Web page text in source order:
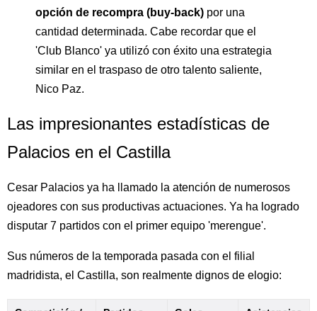
opción de recompra (buy-back) por una
cantidad determinada. Cabe recordar que el
'Club Blanco' ya utilizó con éxito una estrategia
similar en el traspaso de otro talento saliente,
Nico Paz.
Las impresionantes estadísticas de
Palacios en el Castilla
Cesar Palacios ya ha llamado la atención de numerosos
ojeadores con sus productivas actuaciones. Ya ha logrado
disputar 7 partidos con el primer equipo 'merengue'.
Sus números de la temporada pasada con el filial
madridista, el Castilla, son realmente dignos de elogio: